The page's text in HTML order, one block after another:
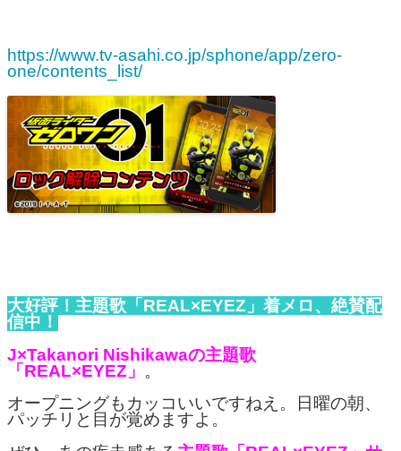
https://www.tv-asahi.co.jp/sphone/app/zero-
one/contents_list/
大好評！主題歌「REAL×EYEZ」着メロ、絶賛配
信中！
J×Takanori Nishikawaの主題歌
「REAL×EYEZ」 。
オープニングもカッコいいですねえ。日曜の朝、
パッチリと目が覚めますよ。